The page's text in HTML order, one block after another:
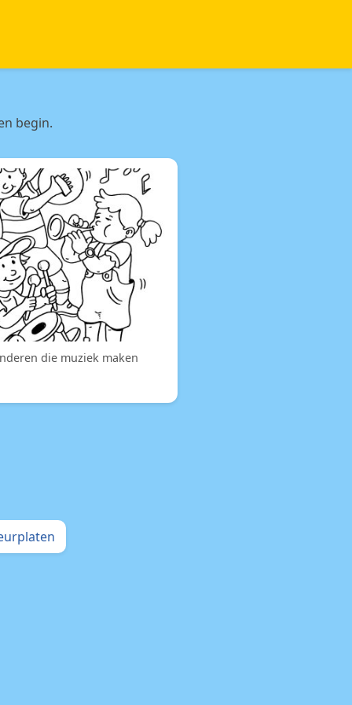
begin.
die muziek maken